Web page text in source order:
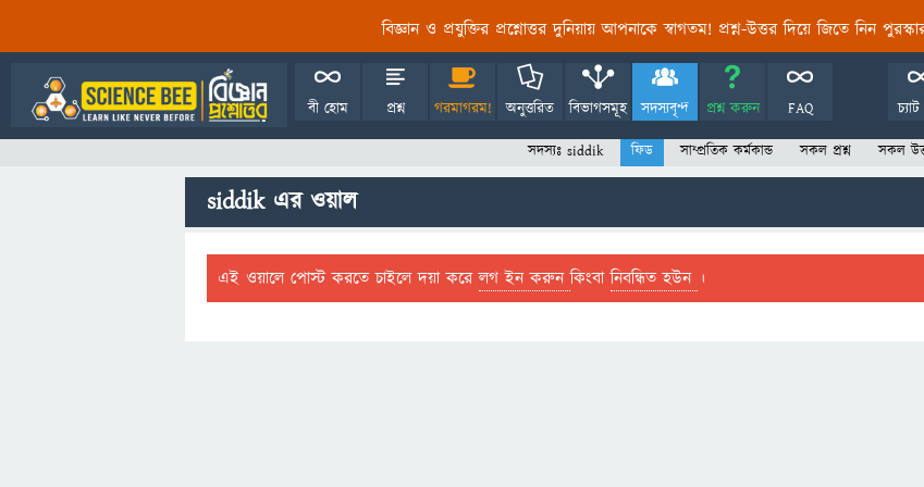
বিজ্ঞান ও প্রযুক্তির প্রশ্নোত্তর দুনিয়ায় আপনাকে স্বাগতম! প্রশ্ন-উত্তর দিয়ে জিতে নিন
বী হোম প্রশ্ন গরমাগরম! অনুত্তরিত বিভাগসমূহ সদস্যবৃন্দ প্রশ্ন করুন FAQ
সদস্যঃ siddik ফিড সাম্প্রতিক কর্মকান্ড সকল প্রশ্ন সকল
siddik এর ওয়াল
এই ওয়ালে পোস্ট করতে চাইলে দয়া করেলগ ইন করুনকিংবানিবন্ধিত হউন ।